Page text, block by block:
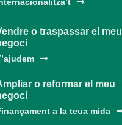
o traspassar el meu
o reformar el meu
a la teua mida